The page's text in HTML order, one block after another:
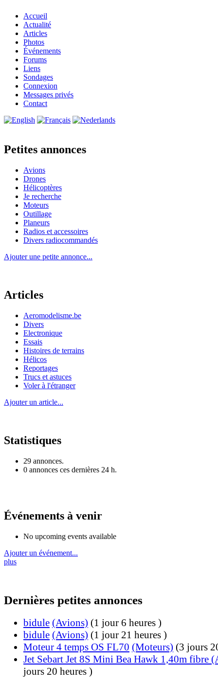
Accueil
Actualité
Articles
Photos
Événements
Forums
Liens
Sondages
Connexion
Messages privés
Contact
Petites annonces
Avions
Drones
Hélicoptères
Je recherche
Moteurs
Outillage
Planeurs
Radios et accessoires
Divers radiocommandés
Ajouter une petite annonce...
Articles
Aeromodelisme.be
Divers
Electronique
Essais
Histoires de terrains
Hélicos
Reportages
Trucs et astuces
Voler à l'étranger
Ajouter un article...
Statistiques
29 annonces.
0 annonces ces dernières 24 h.
Événements à venir
No upcoming events available
Ajouter un événement...
plus
Dernières petites annonces
bidule (Avions) (1 jour 6 heures )
bidule (Avions) (1 jour 21 heures )
Moteur 4 temps OS FL70 (Moteurs) (3 jours
Jet Sebart Jet 8S Mini Bea Hawk 1,40m fibre
jours 20 heures )